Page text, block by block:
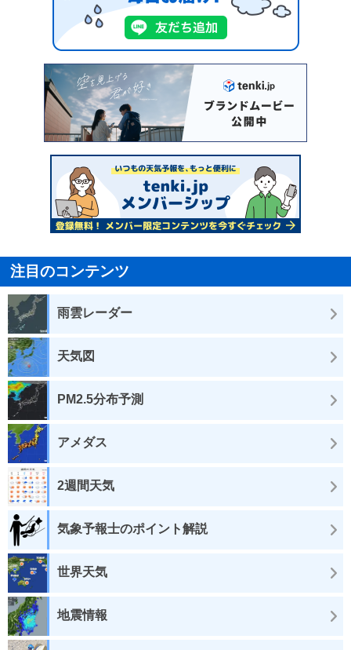
注目のコンテンツ
雨雲レーダー
天気図
PM2.5分布予測
アメダス
2週間天気
気象予報士のポイント解説
世界天気
地震情報